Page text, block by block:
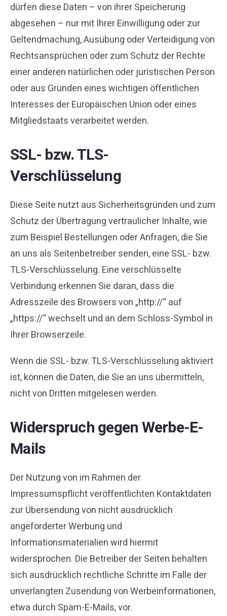
dürfen diese Daten – von ihrer Speicherung
abgesehen – nur mit Ihrer Einwilligung oder zur
Geltendmachung, Ausübung oder Verteidigung von
Rechtsansprüchen oder zum Schutz der Rechte
einer anderen natürlichen oder juristischen Person
oder aus Gründen eines wichtigen öffentlichen
Interesses der Europäischen Union oder eines
Mitgliedstaats verarbeitet werden.
SSL- bzw. TLS-
Verschlüsselung
Diese Seite nutzt aus Sicherheitsgründen und zum
Schutz der Übertragung vertraulicher Inhalte, wie
zum Beispiel Bestellungen oder Anfragen, die Sie
an uns als Seitenbetreiber senden, eine SSL- bzw.
TLS-Verschlüsselung. Eine verschlüsselte
Verbindung erkennen Sie daran, dass die
Adresszeile des Browsers von „http://“ auf
„https://“ wechselt und an dem Schloss-Symbol in
Ihrer Browserzeile.
Wenn die SSL- bzw. TLS-Verschlüsselung aktiviert
ist, können die Daten, die Sie an uns übermitteln,
nicht von Dritten mitgelesen werden.
Widerspruch gegen Werbe-E-
Mails
Der Nutzung von im Rahmen der
Impressumspflicht veröffentlichten Kontaktdaten
zur Übersendung von nicht ausdrücklich
angeforderter Werbung und
Informationsmaterialien wird hiermit
widersprochen. Die Betreiber der Seiten behalten
sich ausdrücklich rechtliche Schritte im Falle der
unverlangten Zusendung von Werbeinformationen,
etwa durch Spam-E-Mails, vor.